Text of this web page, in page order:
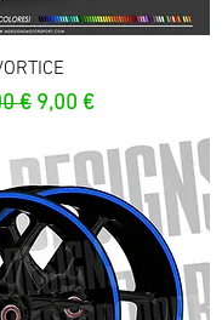
regolare
€ Prezzo scontato
9,00 €